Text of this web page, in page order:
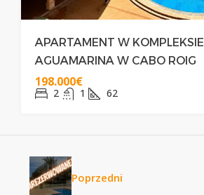
APARTAMENT W KOMPLEKSIE
AGUAMARINA W CABO ROIG
198.000€
2 1 62
Poprzedni